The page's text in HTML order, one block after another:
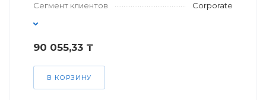
Сегмент клиентов
Corporate
90 055,33 ₸
В КОРЗИНУ